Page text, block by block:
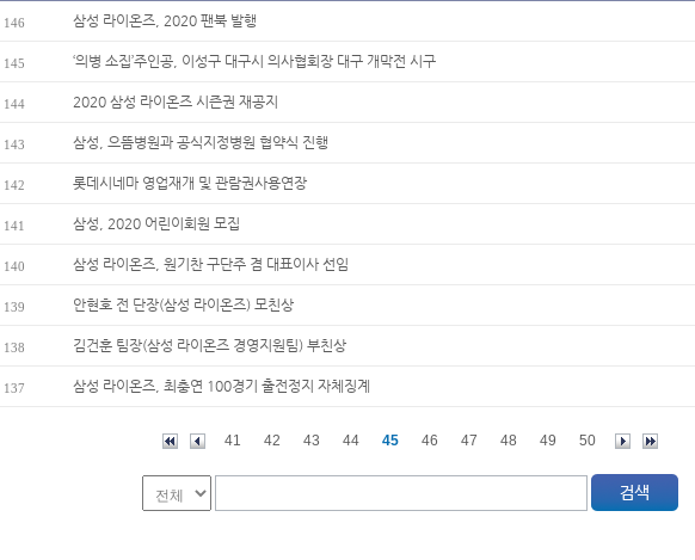
146 삼성 라이온즈, 2020 팬북 발행
145 ‘의병 소집’주인공, 이성구 대구시 의사협회장 대구 개막전 시구
144 2020 삼성 라이온즈 시즌권 재공지
143 삼성, 으뜸병원과 공식지정병원 협약식 진행
142 롯데시네마 영업재개 및 관람권사용연장
141 삼성, 2020 어린이회원 모집
140 삼성 라이온즈, 원기찬 구단주 겸 대표이사 선임
139 안현호 전 단장(삼성 라이온즈) 모친상
138 김건훈 팀장(삼성 라이온즈 경영지원팀) 부친상
137 삼성 라이온즈, 최충연 100경기 출전정지 자체징계
41 42 43 44 45 46 47 48 49 50